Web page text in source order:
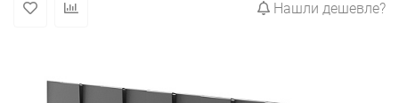
Нашли дешевле?